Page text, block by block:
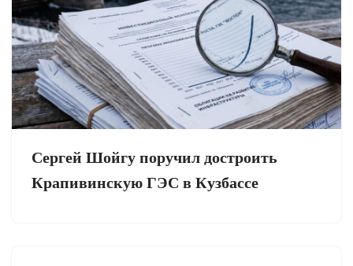
Сергей Шойгу поручил достроить
Крапивинскую ГЭС в Кузбассе